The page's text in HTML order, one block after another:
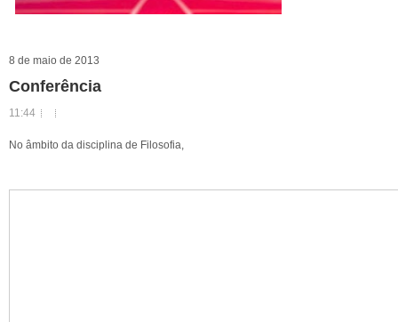
8 de maio de 2013
Conferência
11:44
No âmbito da disciplina de Filosofia,